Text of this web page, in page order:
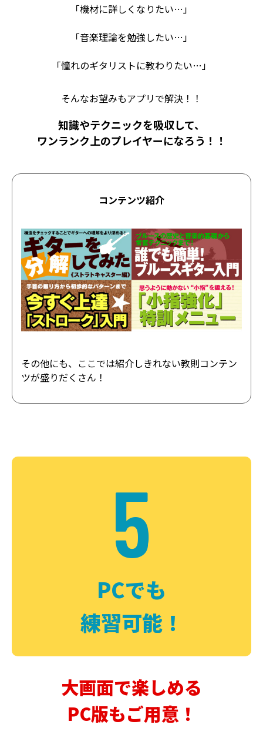
「機材に詳しくなりたい…」
「音楽理論を勉強したい…」
「憧れのギタリストに教わりたい…」
そんなお望みもアプリで解決！！
知識やテクニックを吸収して、
ワンランク上のプレイヤーになろう！！
コンテンツ紹介
その他にも、ここでは紹介しきれない教則コンテン
ツが盛りだくさん！
5
PCでも
練習可能！
大画面で楽しめる
PC版もご用意！